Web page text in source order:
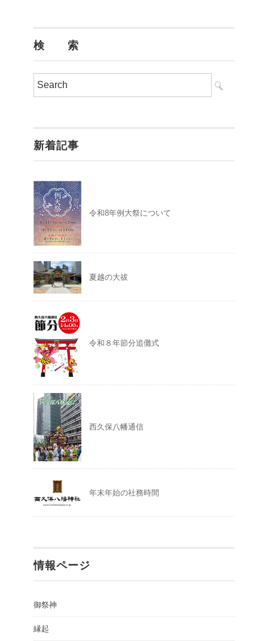
検 索
新着記事
令和8年例大祭について
夏越の大祓
令和８年節分追儺式
西久保八幡通信
年末年始の社務時間
情報ページ
御祭神
縁起